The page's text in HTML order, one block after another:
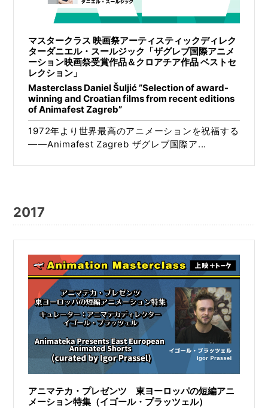
マスタークラス 映画祭アーティスティックディレク
ターダニエル・スールジック「ザグレブ国際アニメ
ーション映画祭受賞作品＆クロアチア作品 ベストセ
レクション」
Masterclass Daniel Šuljić ”Selection of award-
winning and Croatian films from recent editions
of Animafest Zagreb”
1972年より世界最高のアニメーションを祝福する
――Animafest Zagreb ザグレブ国際ア...
2017
アニマテカ・プレゼンツ 東ヨーロッパの短編アニ
メーション特集（イゴール・プラッツェル）